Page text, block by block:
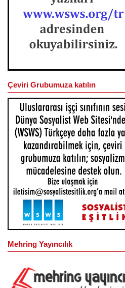
Çeviri Grubumuza katılın
Mehring Yayıncılık